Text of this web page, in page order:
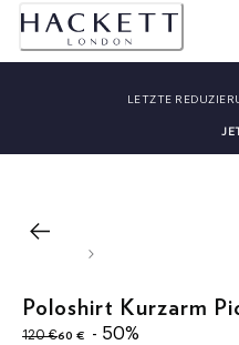
LETZTE
Poloshirt Kurzarm
120 €
ursprünglicher Preis 120
60 €
aktueller Preis 60 €
- 50%